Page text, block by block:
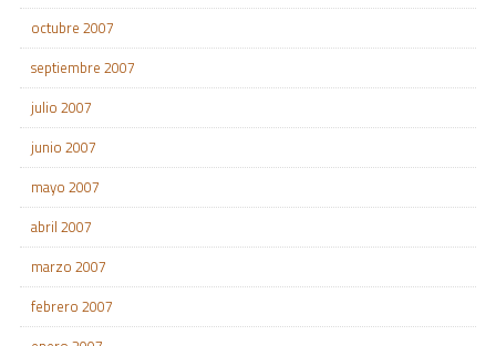
octubre 2007
septiembre 2007
julio 2007
junio 2007
mayo 2007
abril 2007
marzo 2007
febrero 2007